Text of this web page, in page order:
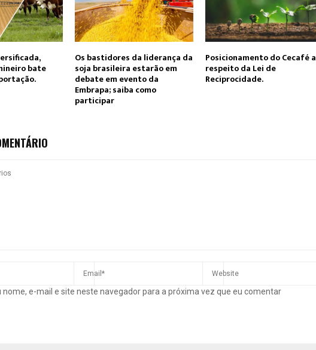
bate
Os bastidores da liderança da
soja brasileira estarão em
debate em evento da
Embrapa; saiba como
participar
Posicionamento do Cecafé a
respeito da Lei de
Reciprocidade.
nome, e-mail e site neste navegador para a próxima vez que eu comentar